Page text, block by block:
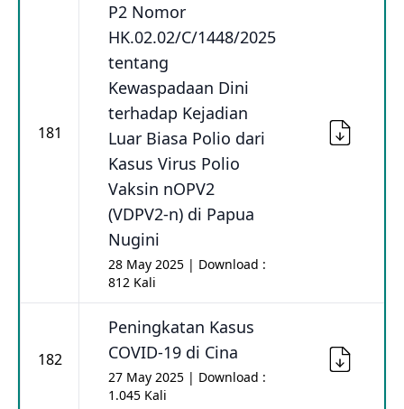
181
P2 Nomor
HK.02.02/C/1448/2025
tentang
Kewaspadaan Dini
terhadap Kejadian
Luar Biasa Polio dari
Kasus Virus Polio
Vaksin nOPV2
(VDPV2-n) di Papua
Nugini
28 May 2025 | Download :
812 Kali
182
Peningkatan Kasus
COVID-19 di Cina
27 May 2025 | Download :
1.045 Kali